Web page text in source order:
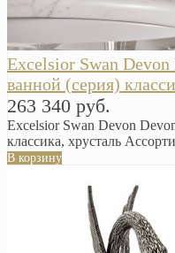
Excelsior Swan Devon
ванной (серия)
263 340 руб.
Excelsior Swan Devon
классика, хрусталь
В корзину